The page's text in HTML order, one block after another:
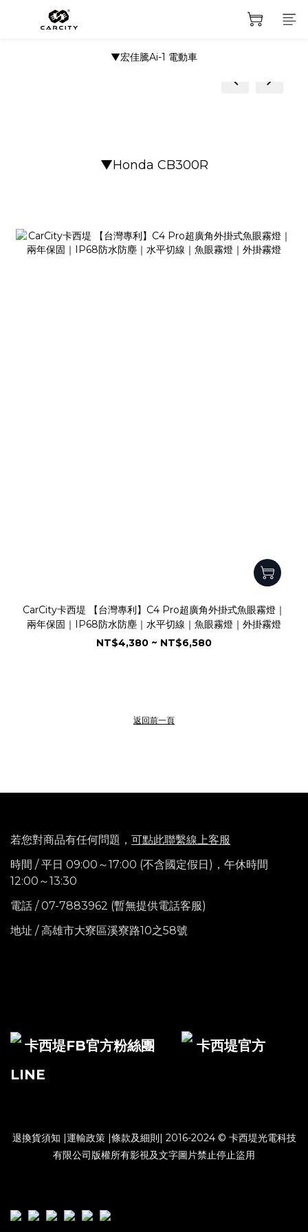
▼宏佳騰Ai-1 電動車
prev
next
▼Honda CB300R
CarCity卡西堤 【台灣專利】C4 Pro超廣角外掛式魚眼霧燈｜
兩年保固｜IP68防水防塵｜水平切線｜魚眼霧燈｜外掛霧燈
NT$4,380 ~ NT$6,580
返回前一頁
若您對商品有任何問題， 可點此聯繫線上客服
時間 / 平日 09:00～17:00 (不含國定假日)， 午休時間
12:00～13:30
電話 / 07-7883962 (暫無提供電話客服)
地址 / 高雄市大寮區溪寮路10之58號
卡西堤FB官方粉絲團
卡西堤官方
LINE
退換貨須知 |運輸政策|條款及細則| 2016-2024 © 卡西堤光電科技
有限公司版權所有影視及文字圖片禁止停止盜用